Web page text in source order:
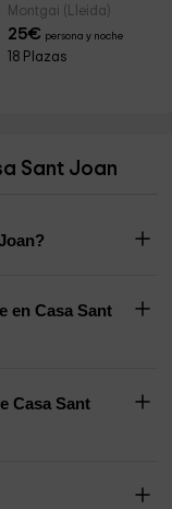
Montgai (Lleida)
25€ persona y noche
18 Plazas
Sant Joan
en Casa Sant